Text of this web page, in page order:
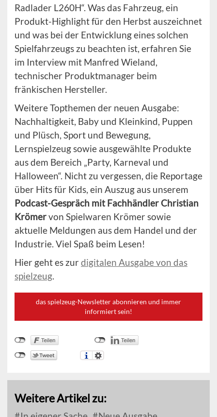
Radlader L260H“. Was das Fahrzeug, ein
Produkt-Highlight für den Herbst auszeichnet
und was bei der Entwicklung eines solchen
Spielfahrzeugs zu beachten ist, erfahren Sie
im Interview mit Manfred Wieland,
technischer Produktmanager beim
fränkischen Hersteller.
Weitere Topthemen der neuen Ausgabe:
Nachhaltigkeit, Baby und Kleinkind, Puppen
und Plüsch, Sport und Bewegung,
Lernspielzeug sowie ausgewählte Produkte
aus dem Bereich „Party, Karneval und
Halloween“. Nicht zu vergessen, die Reportage
über Hits für Kids, ein Auszug aus unserem
Podcast-Gespräch mit Fachhändler Christian
Krömervon Spielwaren Krömer sowie
aktuelle Meldungen aus dem Handel und der
Industrie. Viel Spaß beim Lesen!
Hier geht es zurdigitalen Ausgabe von das
spielzeug.
das spielzeug-Newsletter abonnieren und immer
informiert sein!
Weitere Artikel zu: